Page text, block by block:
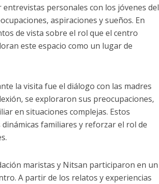
personales con los jóvenes del
aspiraciones y sueños. En
de vista sobre el rol que el centro
este espacio como un lugar de
la visita fue el diálogo con las madres
se exploraron sus preocupaciones,
en situaciones complejas. Estos
familiares y reforzar el rol de
maristas y Nitsan participaron en un
A partir de los relatos y experiencias